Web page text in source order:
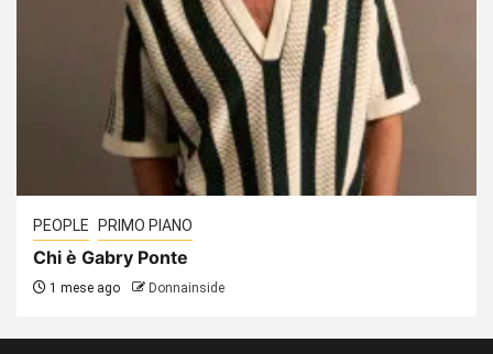
PEOPLE PRIMO PIANO
Chi è Gabry Ponte
1 mese ago Donnainside